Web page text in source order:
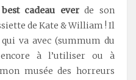
cadeau everde son
de Kate & William ! Il
va avec (summum du
encore à l’utiliser ou à
musée des horreurs